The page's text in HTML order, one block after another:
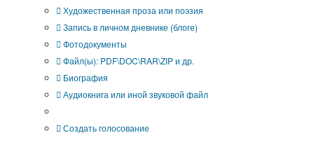
Художественная проза или поэзия
Запись в личном дневнике (блоге)
Фотодокументы
Файл(ы): PDF\DOC\RAR\ZIP и др.
Биография
Аудиокнига или иной звуковой файл
Создать голосование